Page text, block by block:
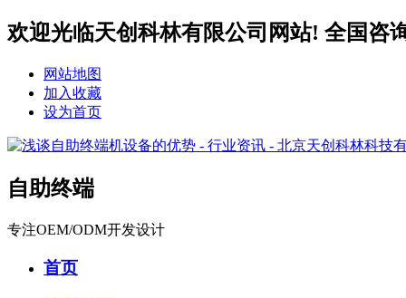
欢迎光临天创科林有限公司网站! 全国咨
网站地图
加入收藏
设为首页
自助终端
专注OEM/ODM开发设计
首页